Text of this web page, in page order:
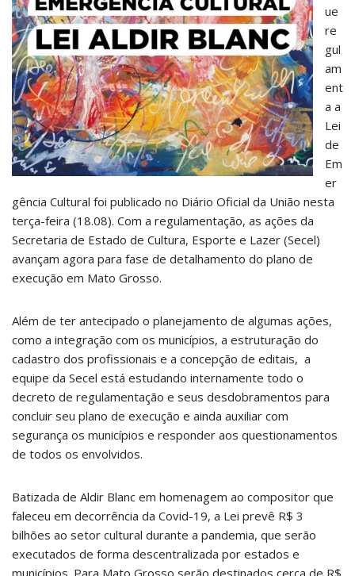
ue
re
gul
am
ent
a a
Lei
de
Em
er
gência Cultural foi publicado no Diário Oficial da União nesta
terça-feira (18.08). Com a regulamentação, as ações da
Secretaria de Estado de Cultura, Esporte e Lazer (Secel)
avançam agora para fase de detalhamento do plano de
execução em Mato Grosso.
Além de ter antecipado o planejamento de algumas ações,
como a integração com os municípios, a estruturação do
cadastro dos profissionais e a concepção de editais, a
equipe da Secel está estudando internamente todo o
decreto de regulamentação e seus desdobramentos para
concluir seu plano de execução e ainda auxiliar com
segurança os municípios e responder aos questionamentos
de todos os envolvidos.
Batizada de Aldir Blanc em homenagem ao compositor que
faleceu em decorrência da Covid-19, a Lei prevê R$ 3
bilhões ao setor cultural durante a pandemia, que serão
executados de forma descentralizada por estados e